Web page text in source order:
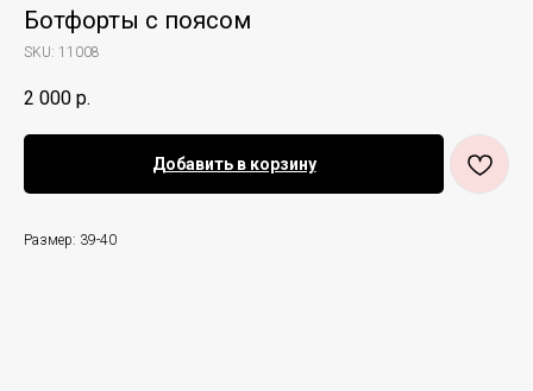
Ботфорты с поясом
SKU: 11008
2 000 р.
Добавить в корзину
Размер: 39-40